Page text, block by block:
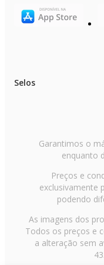
- O produto real pode
ou acabamento.
Selos
Garantimos o
enquanto
Preços e
exclusivamente
podendo
As imagens dos
Todos os preços e
a alteração sem